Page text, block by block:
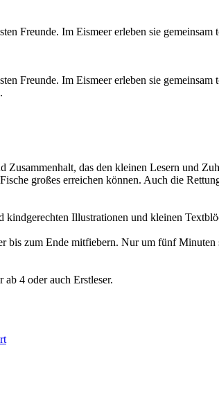
Freunde. Im Eismeer erleben sie
Freunde. Im Eismeer erleben sie
Zusammenhalt, das den kleinen Lesern und
großes erreichen können. Auch die
Illustrationen und kleinen
bis zum Ende mitfiebern. Nur um fünf
4 oder auch Erstleser.